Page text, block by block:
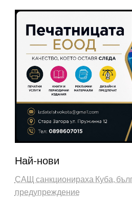
Най-нови
САЩ санкционираха Куба,
предупреждение